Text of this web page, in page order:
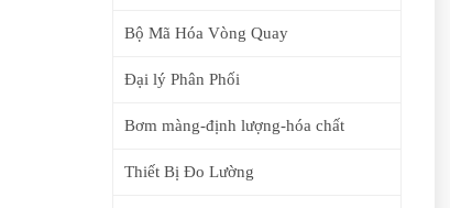
Bộ Mã Hóa Vòng Quay
Đại lý Phân Phối
Bơm màng-định lượng-hóa chất
Thiết Bị Đo Lường